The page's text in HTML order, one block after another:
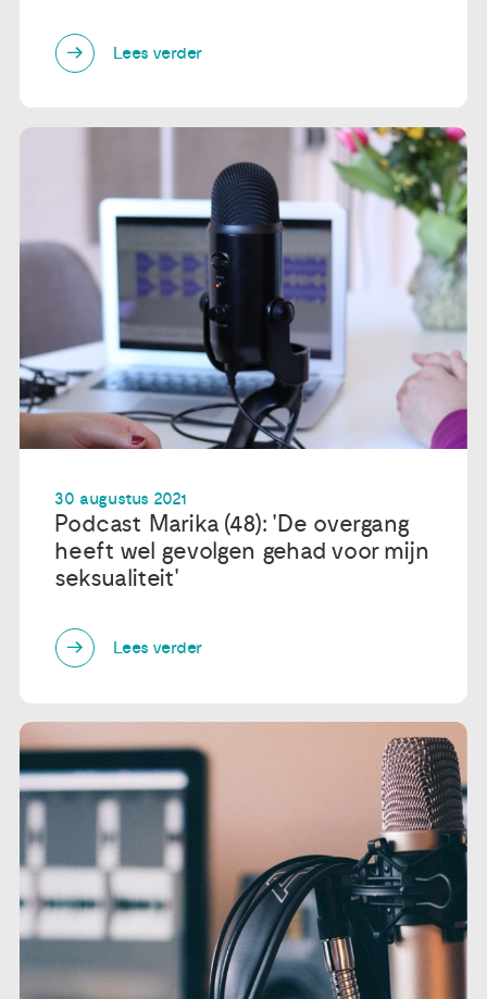
Lees verder
30 augustus 2021
Podcast Marika (48): 'De overgang
heeft wel gevolgen gehad voor mijn
seksualiteit'
Lees verder